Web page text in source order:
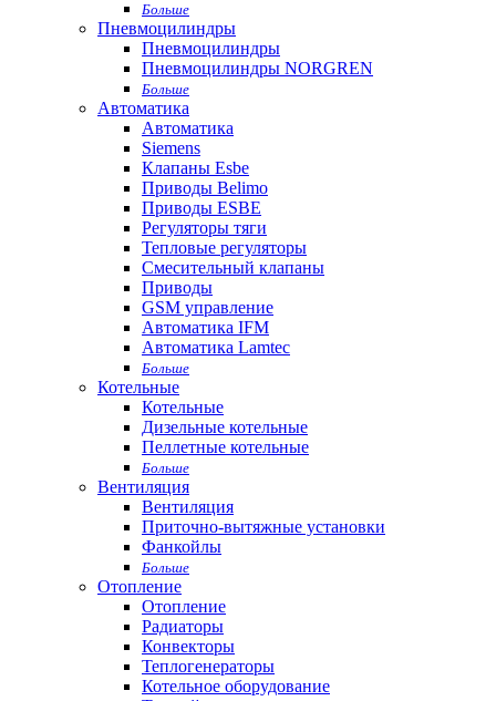
Больше
Пневмоцилиндры
Пневмоцилиндры
Пневмоцилиндры NORGREN
Больше
Автоматика
Автоматика
Siemens
Клапаны Esbe
Приводы Belimo
Приводы ESBE
Регуляторы тяги
Тепловые регуляторы
Cмесительный клапаны
Приводы
GSM управление
Автоматика IFM
Автоматика Lamtec
Больше
Котельные
Котельные
Дизельные котельные
Пеллетные котельные
Больше
Вентиляция
Вентиляция
Приточно-вытяжные установки
Фанкойлы
Больше
Отопление
Отопление
Радиаторы
Конвекторы
Теплогенераторы
Котельное оборудование